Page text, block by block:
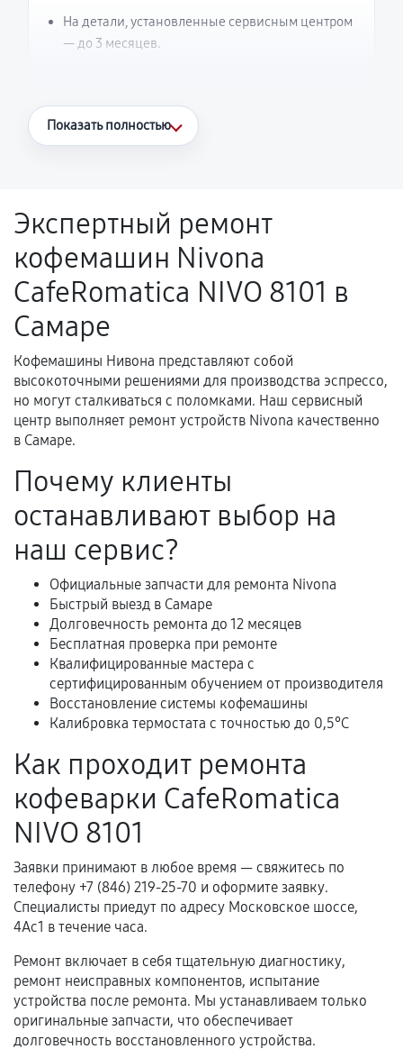
На детали, установленные сервисным центром
— до 3 месяцев.
Что считается гарантийным случаем
Поломка установленной детали при
нормальной эксплуатации в течение
гарантийного срока.
Несоответствие комплектующей заявленным
техническим характеристикам.
Документы для подтверждения
гарантии
Акт выполненных работ с датой, перечнем
услуг и сроком гарантии.
Документы на установленные комплектующие
и кассовый чек.
Расширенная гарантия
В некоторых случаях возможно оформление
расширенной гарантии. Стоимость, сроки и
условия продления согласовываются отдельно и
Когда гарантия не действует
механические повреждения, попадание влаги,
перегрев, коррозия.
Самостоятельный ремонт или вмешательство
Естественный износ деталей, если иное не
предусмотрено отдельно.
Обращение после окончания гарантийного
срока.
Показать полностью
Экспертный ремонт
кофемашин Nivona
CafeRomatica NIVO 8101 в
Самаре
Кофемашины Нивона представляют собой
высокоточными решениями для производства эспрессо,
но могут сталкиваться с поломками. Наш сервисный
центр выполняет ремонт устройств Nivona качественно
в Самаре.
Почему клиенты
останавливают выбор на
наш сервис?
Официальные запчасти для ремонта Nivona
Быстрый выезд в Самаре
Долговечность ремонта до 12 месяцев
Бесплатная проверка при ремонте
Квалифицированные мастера с
сертифицированным обучением от производителя
Восстановление системы кофемашины
Калибровка термостата с точностью до 0,5°C
Как проходит ремонта
кофеварки CafeRomatica
NIVO 8101
Заявки принимают в любое время — свяжитесь по
телефону +7 (846) 219-25-70 и оформите заявку.
Специалисты приедут по адресу Московское шоссе,
4Ас1 в течение часа.
Ремонт включает в себя тщательную диагностику,
ремонт неисправных компонентов, испытание
устройства после ремонта. Мы устанавливаем только
оригинальные запчасти, что обеспечивает
долговечность восстановленного устройства.